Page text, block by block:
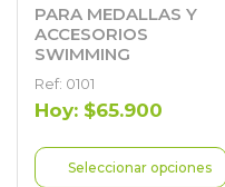
PARA MEDALLAS Y
ACCESORIOS
SWIMMING
Ref: 0101
Hoy: $65.900
Seleccionar opciones